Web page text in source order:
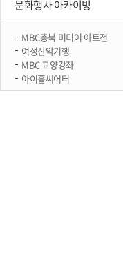
문화행사 아카이빙
MBC충북 미디어 아트전
여성산악기행
MBC 교양강좌
아이홀씨어터